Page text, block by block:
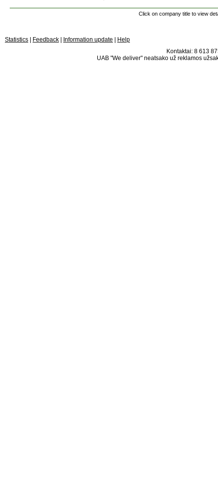
Click on company title to view
Statistics Feedback Information update
Help
Kontaktai: 8 613
UAB "We deliver" neatsako už reklamos